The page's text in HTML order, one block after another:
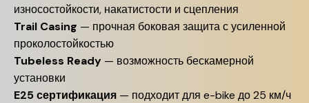
износостойкости, накатистости и сцепления
Trail Casing — прочная боковая защита с усиленной
проколостойкостью
Tubeless Ready — возможность бескамерной
установки
E25 сертификация — подходит для e-bike до 25 км/ч